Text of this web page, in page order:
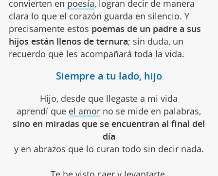
convierten en poesía, logran decir de manera
clara lo que el corazón guarda en silencio. Y
precisamente estos poemas de un padre a sus
hijos están llenos de ternura; sin duda, un
recuerdo que les acompañará toda la vida.
Siempre a tu lado, hijo
Hijo, desde que llegaste a mi vida
aprendí que el amor no se mide en palabras,
sino en miradas que se encuentran al final del
día
y en abrazos que lo curan todo sin decir nada.